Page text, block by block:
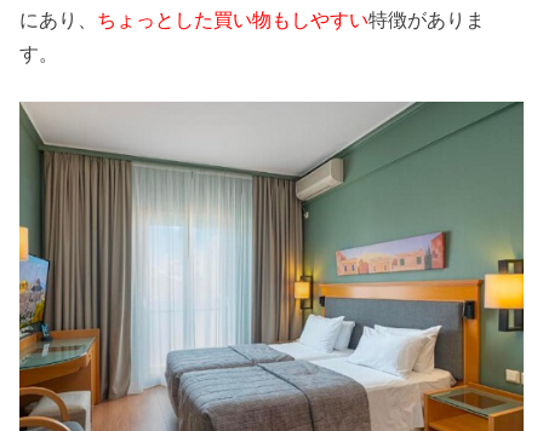
にあり、 ちょっとした買い物もしやすい特徴がありま
す。